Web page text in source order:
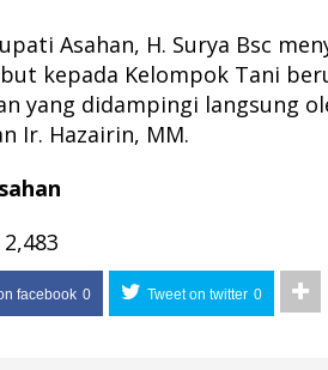
Asahan, H. Surya Bsc
kepada Kelompok Tani
yang didampingi langsung
Ir. Hazairin, MM.
2,483
facebook 0 Tweet on twitter 0